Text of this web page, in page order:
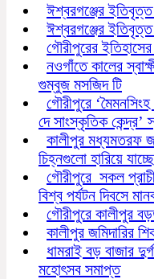
ঈশ্বরগঞ্জের
ঈশ্বরগঞ্জের
গৌরীপুরের
নওগাঁতে কালের
গুম্বুজ মসজিদ টি
গৌরীপুরে
দে সাংস্কৃতিক কেন্দ্র’
কালীপুর মধ্যমতরফ
চিহ্নগুলো হারিয়ে যাচ্ছে
গৌরীপুরে সকল
বিশ্ব পর্যটন দিবসে
গৌরীপুরে কালীপুর
কালীপুর জমিদারির
ধামরাই বড় বাজার
মহোৎসব সমাপ্ত